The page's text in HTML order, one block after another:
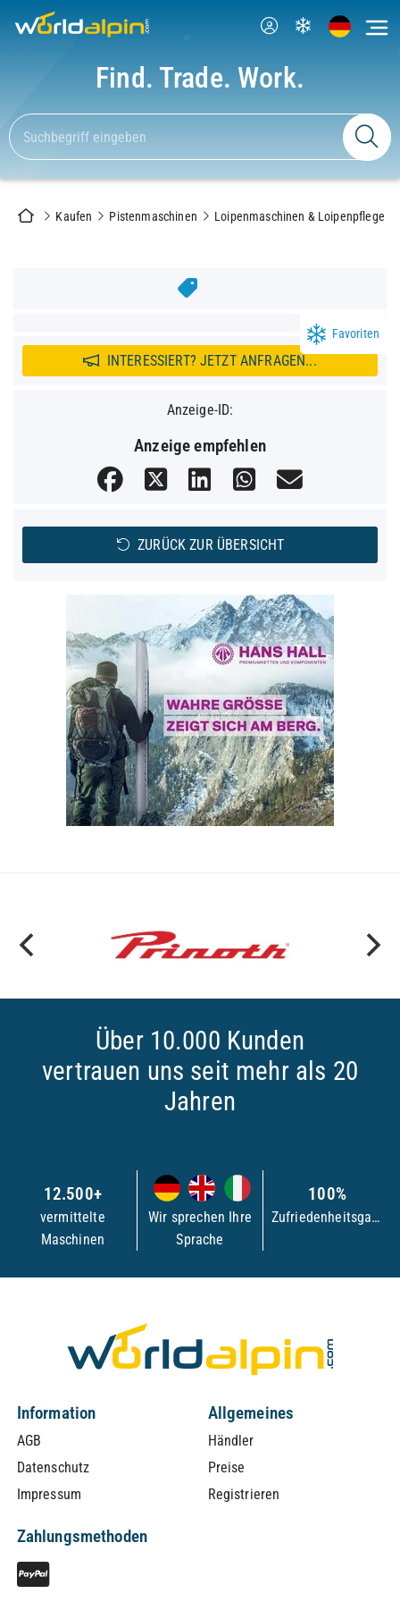
Find. Trade. Work.
Kaufen Pistenmaschinen Loipenmaschinen & Loipenpflege
Favoriten
INTERESSIERT? JETZT ANFRAGEN...
Anzeige-ID:
Anzeige empfehlen
ZURÜCK ZUR ÜBERSICHT
Über 10.000 Kunden
vertrauen uns seit mehr als 20
Jahren
12.500+
vermittelte
Maschinen
Wir sprechen Ihre
Sprache
100%
Zufriedenheitsgarantie
Information
AGB
Datenschutz
Impressum
Allgemeines
Händler
Preise
Registrieren
Zahlungsmethoden